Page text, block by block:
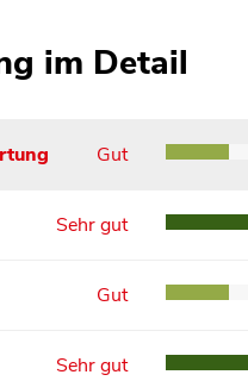
im Detail
Gut
Sehr gut
Gut
Sehr gut